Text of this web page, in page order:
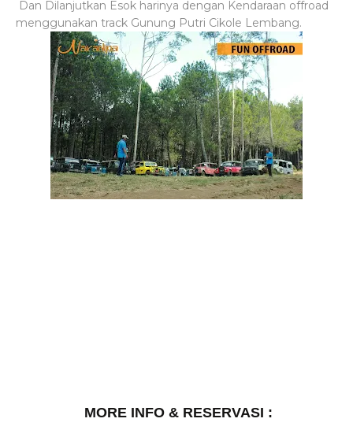
Dan Dilanjutkan Esok harinya dengan Kendaraan offroad
menggunakan track Gunung Putri Cikole Lembang.
MORE INFO & RESERVASI :